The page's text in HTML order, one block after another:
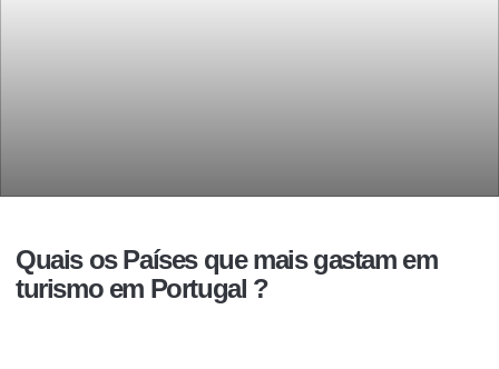
Quais os Países que mais gastam em
turismo em Portugal ?